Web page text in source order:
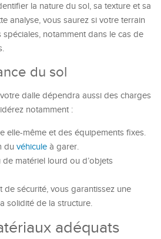
la nature du sol, sa texture et sa
analyse, vous saurez si votre terrain
notamment dans le cas de
du sol
dalle dépendra aussi des charges
notamment :
elle-même et des équipements fixes.
du véhicule à garer.
matériel lourd ou d’objets
de sécurité, vous garantissez une
solidité de la structure.
adéquats